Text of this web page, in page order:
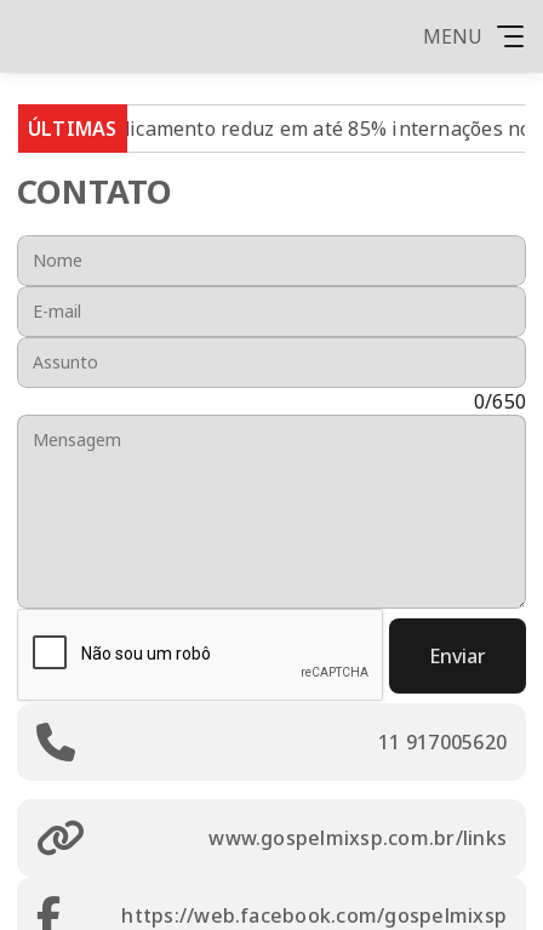
MENU
ÚLTIMAS
Medicamento reduz em até 85% internações no
CONTATO
Nome:
E-mail:
Assunto:
0/650
Enviar
11 917005620
www.gospelmixsp.com.br/links
https://web.facebook.com/gospelmixsp